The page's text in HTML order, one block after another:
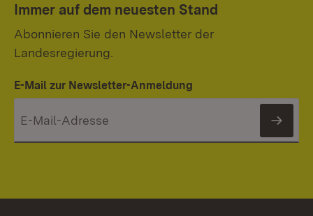
Immer auf dem neuesten Stand
Abonnieren Sie den Newsletter der
Landesregierung.
E-Mail zur Newsletter-Anmeldung